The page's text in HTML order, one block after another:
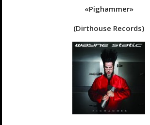
«Pighammer»
(Dirthouse Records)